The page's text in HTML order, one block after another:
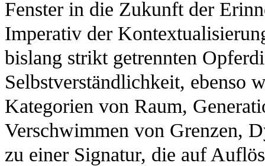
Fenster in die Zukunft der
Imperativ der
bislang strikt getrennten
Selbstverständlichkeit, ebenso
Kategorien von Raum,
Verschwimmen von Grenzen,
zu einer Signatur, die auf